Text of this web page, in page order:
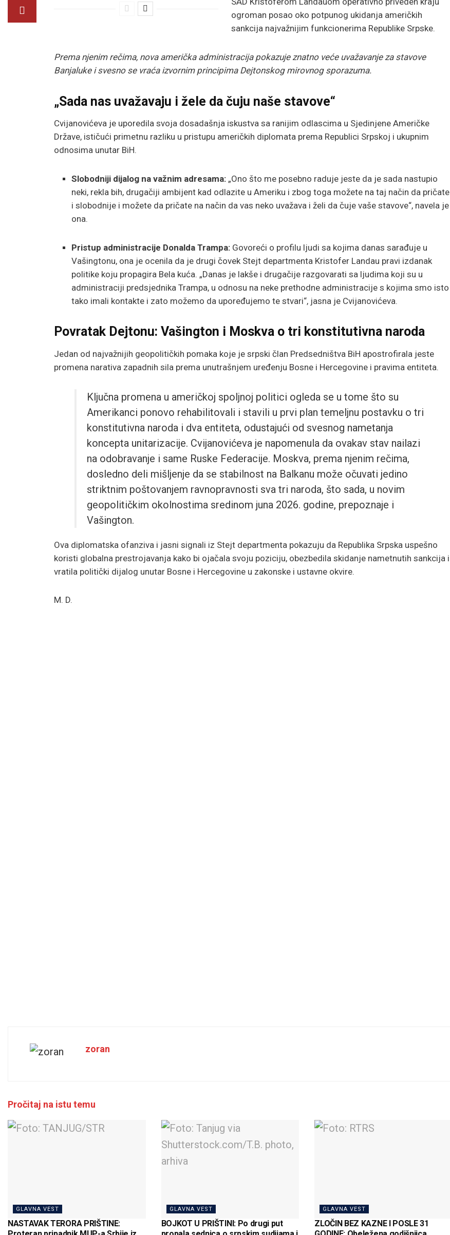
ogroman posao oko potpunog ukidanja američkih
sankcija najvažnijim funkcionerima Republike Srpske.
Prema njenim rečima, nova američka administracija pokazuje znatno veće uvažavanje za stavove
Banjaluke i svesno se vraća izvornim principima Dejtonskog mirovnog sporazuma.
„Sada nas uvažavaju i žele da čuju naše stavove“
Cvijanovićeva je uporedila svoja dosadašnja iskustva sa ranijim odlascima u Sjedinjene Američke
Države, ističući primetnu razliku u pristupu američkih diplomata prema Republici Srpskoj i ukupnim
odnosima unutar BiH.
Slobodniji dijalog na važnim adresama: „Ono što me posebno raduje jeste da je sada nastupio
neki, rekla bih, drugačiji ambijent kad odlazite u Ameriku i zbog toga možete na taj način da pričate
i slobodnije i možete da pričate na način da vas neko uvažava i želi da čuje vaše stavove“, navela je
ona.
Pristup administracije Donalda Trampa: Govoreći o profilu ljudi sa kojima danas sarađuje u
Vašingtonu, ona je ocenila da je drugi čovek Stejt departmenta Kristofer Landau pravi izdanak
politike koju propagira Bela kuća. „Danas je lakše i drugačije razgovarati sa ljudima koji su u
administraciji predsjednika Trampa, u odnosu na neke prethodne administracije s kojima smo isto
tako imali kontakte i zato možemo da upoređujemo te stvari“, jasna je Cvijanovićeva.
Povratak Dejtonu: Vašington i Moskva o tri konstitutivna naroda
Jedan od najvažnijih geopolitičkih pomaka koje je srpski član Predsedništva BiH apostrofirala jeste
promena narativa zapadnih sila prema unutrašnjem uređenju Bosne i Hercegovine i pravima entiteta.
Ključna promena u američkoj spoljnoj politici ogleda se u tome što su
Amerikanci ponovo rehabilitovali i stavili u prvi plan temeljnu postavku o tri
konstitutivna naroda i dva entiteta, odustajući od svesnog nametanja
koncepta unitarizacije. Cvijanovićeva je napomenula da ovakav stav nailazi
na odobravanje i same Ruske Federacije. Moskva, prema njenim rečima,
dosledno deli mišljenje da se stabilnost na Balkanu može očuvati jedino
striktnim poštovanjem ravnopravnosti sva tri naroda, što sada, u novim
geopolitičkim okolnostima sredinom juna 2026. godine, prepoznaje i
Vašington.
Ova diplomatska ofanziva i jasni signali iz Stejt departmenta pokazuju da Republika Srpska uspešno
koristi globalna prestrojavanja kako bi ojačala svoju poziciju, obezbedila skidanje nametnutih sankcija i
vratila politički dijalog unutar Bosne i Hercegovine u zakonske i ustavne okvire.
M. D.
zoran
Pročitaj na istu temu
GLAVNA VEST
NASTAVAK TERORA PRIŠTINE:
GLAVNA VEST
BOJKOT U PRIŠTINI: Po drugi put
GLAVNA VEST
ZLOČIN BEZ KAZNE I POSLE 31